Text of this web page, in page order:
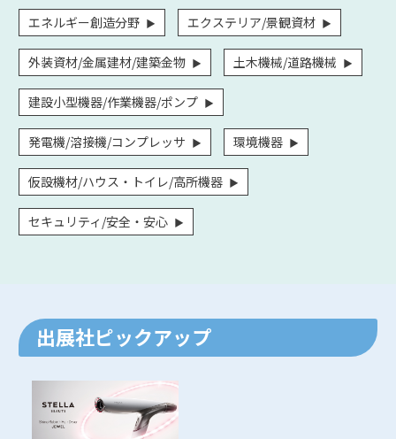
エネルギー創造分野 エクステリア/景観資材
外装資材/金属建材/建築金物 土木機械/道路機械
建設小型機器/作業機器/ポンプ
発電機/溶接機/コンプレッサ 環境機器
仮設機材/ハウス・トイレ/高所機器
セキュリティ/安全・安心
出展社ピックアップ​